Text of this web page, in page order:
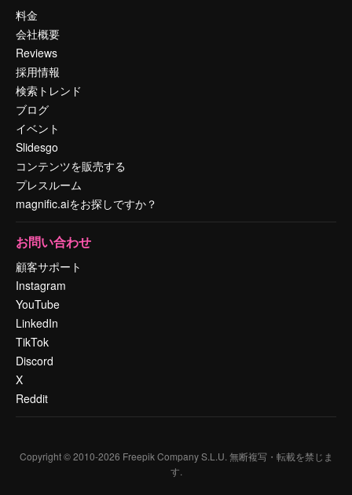
料金
会社概要
Reviews
採用情報
検索トレンド
ブログ
イベント
Slidesgo
コンテンツを販売する
プレスルーム
magnific.aiをお探しですか？
お問い合わせ
顧客サポート
Instagram
YouTube
LinkedIn
TikTok
Discord
X
Reddit
Copyright © 2010-2026 Freepik Company S.L.U. 無断複写・転載を禁じま
す.